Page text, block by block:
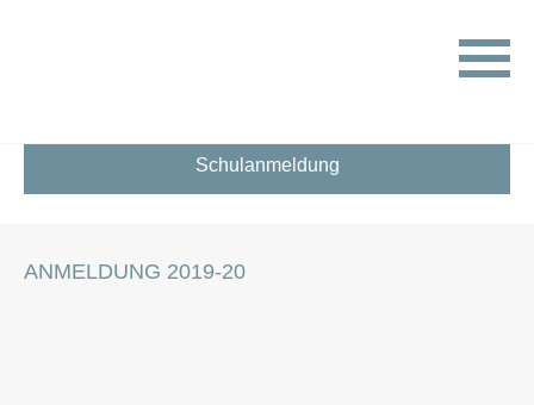
Schulanmeldung
ANMELDUNG 2019-20